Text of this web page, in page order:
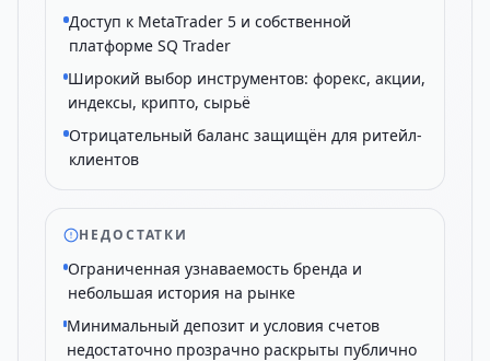
Доступ к MetaTrader 5 и собственной
платформе SQ Trader
Широкий выбор инструментов: форекс, акции,
индексы, крипто, сырьё
Отрицательный баланс защищён для ритейл-
клиентов
НЕДОСТАТКИ
Ограниченная узнаваемость бренда и
небольшая история на рынке
Минимальный депозит и условия счетов
недостаточно прозрачно раскрыты публично